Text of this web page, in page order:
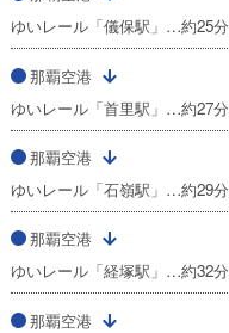
ゆいレール「儀保駅」…約25分
那覇空港
ゆいレール「首里駅」…約27分
那覇空港
ゆいレール「石嶺駅」…約29分
那覇空港
ゆいレール「経塚駅」…約32分
那覇空港